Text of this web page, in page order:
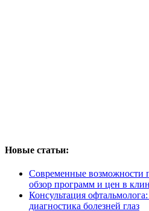
Новые статьи:
Современные возможности
обзор программ и цен в
Консультация
диагностика болезней глаз